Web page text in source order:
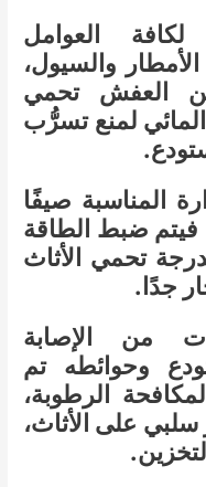
لكافة العوامل
والسيول،
العفش تحمي
لمنع تسرُّب
المناسبة صيفًا
فيتم ضبط الطاقة
تحمي الأثاث
جدًا.
من الإصابة
وحوائطه تم
الرطوبة،
سلبي على الأثاث،